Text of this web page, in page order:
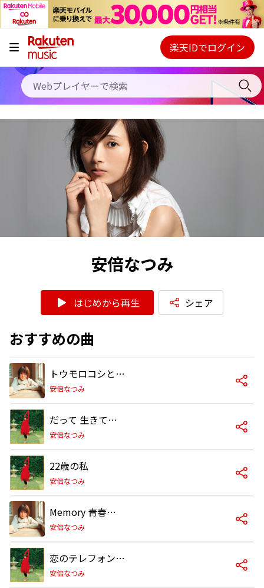
キャンペーン
料金プラン
使い方
初回30日間無料お試し
Webプレイヤー
ご契約内容の確認・変更
楽天IDでログイン
安倍なつみ
はじめから再生 シェア
おすすめの曲
トウモロコシと空と風
安倍なつみ
だって 生きてかなくちゃ
安倍なつみ
22歳の私
安倍なつみ
Memory 青春の光 (安倍 Version)
安倍なつみ
恋のテレフォンGOAL
安倍なつみ